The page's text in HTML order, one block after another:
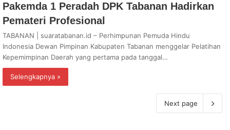
Pakemda 1 Peradah DPK Tabanan Hadirkan
Pemateri Profesional
TABANAN | suaratabanan.id – Perhimpunan Pemuda Hindu
Indonesia Dewan Pimpinan Kabupaten Tabanan menggelar Pelatihan
Kepemimpinan Daerah yang pertama pada tanggal…
Selengkapnya »
Next page